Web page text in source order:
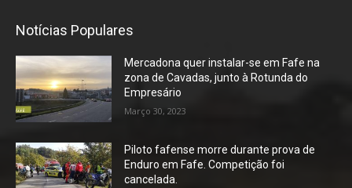
Notícias Populares
Mercadona quer instalar-se em Fafe na
zona de Cavadas, junto à Rotunda do
Empresário
Março 30, 2023
Piloto fafense morre durante prova de
Enduro em Fafe. Competição foi
cancelada.